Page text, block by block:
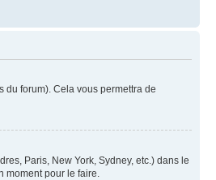
forum). Cela vous permettra de
Paris, New York, Sydney, etc.) dans le
moment pour le faire.